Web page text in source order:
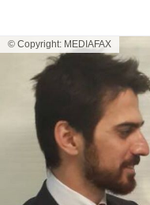
© Copyright: MEDIAFAX